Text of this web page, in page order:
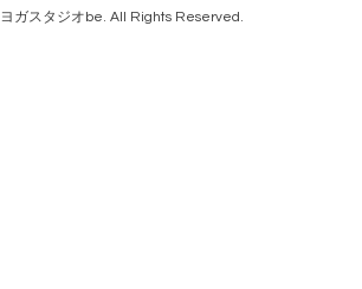
ヨガスタジオbe. All Rights Reserved.